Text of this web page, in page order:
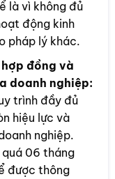
là vì không đủ
động kinh
pháp lý khác.
đồng và
doanh nghiệp:
trình đầy đủ
hiệu lực và
nghiệp.
06 tháng
được thông